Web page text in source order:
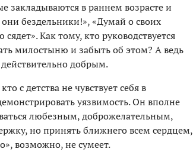
закладываются в раннем возрасте и
бездельники!», «Думай о своих
Как тому, кто руководствуется
милостыню и забыть об этом? А ведь
добрым.
с детства не чувствует себя в
уязвимость. Он вполне
любезным, доброжелательным,
но принять ближнего всем сердцем,
возможно, не сумеет.